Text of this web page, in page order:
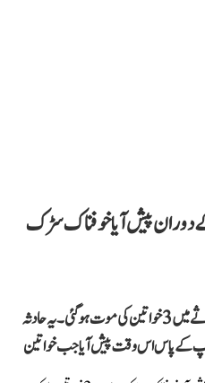
دوران پیش آیا خوفناک سڑک
بہار کے مدھوبنی میں اتوار کی صبح سڑک حادثے میں 3 خواتین کی موت ہو گئی۔ یہ حادثہ
کے پاس اس وقت پیش آیا جب خواتین